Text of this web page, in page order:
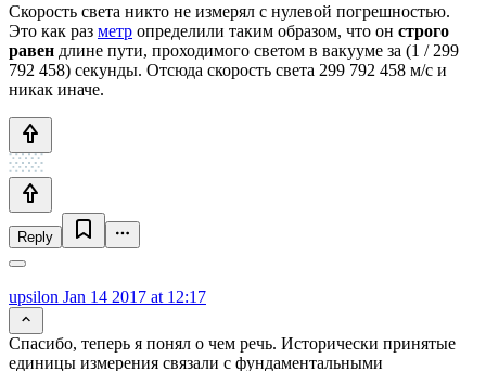
Скорость света никто не измерял с нулевой погрешностью.
Это как раз метр определили таким образом, что он строго
равен длине пути, проходимого светом в вакууме за (1 / 299
792 458) секунды. Отсюда скорость света 299 792 458 м/с и
никак иначе.
Reply
upsilon Jan 14 2017 at 12:17
Спасибо, теперь я понял о чем речь. Исторически принятые
единицы измерения связали с фундаментальными